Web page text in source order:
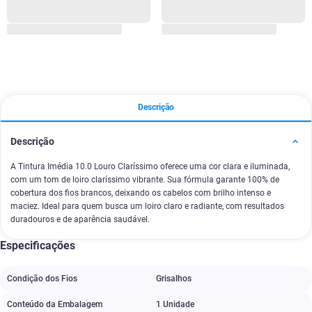
Descrição
Descrição
A Tintura Imédia 10.0 Louro Claríssimo oferece uma cor clara e iluminada,
com um tom de loiro claríssimo vibrante. Sua fórmula garante 100% de
cobertura dos fios brancos, deixando os cabelos com brilho intenso e
maciez. Ideal para quem busca um loiro claro e radiante, com resultados
duradouros e de aparência saudável.
Especificações
Condição dos Fios Grisalhos
Conteúdo da Embalagem 1 Unidade